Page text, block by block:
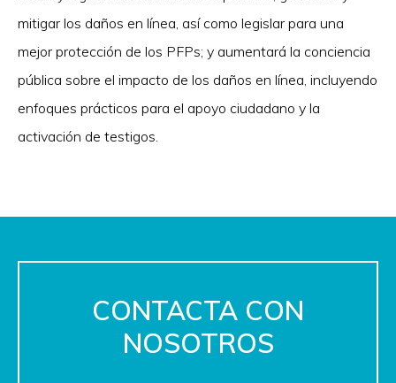
mitigar los daños en línea, así como legislar para una
mejor protección de los PFPs; y aumentará la conciencia
pública sobre el impacto de los daños en línea, incluyendo
enfoques prácticos para el apoyo ciudadano y la
activación de testigos.
CONTACTA CON
NOSOTROS